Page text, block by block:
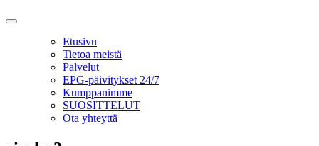
Etusivu
Tietoa meistä
Palvelut
EPG-päivitykset 24/7
Kumppanimme
SUOSITTELUT
Ota yhteyttä